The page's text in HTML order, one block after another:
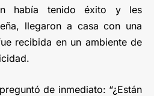
había tenido éxito y les
llegaron a casa con una
recibida en un ambiente de
de inmediato: “¿Están